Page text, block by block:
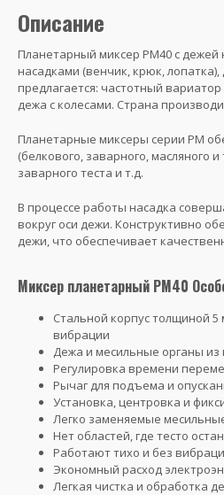
Описание
Планетарный миксер PM40 с дежей
насадками (венчик, крюк,
предлагается: частотный
дежа с колесами. Страна
Планетарные миксеры серии PM
(белкового, заварного, масляного
заварного теста и т.д.
В процессе работы насадка
вокруг оси дежи. Конструктивно
дежи, что обеспечивает
Миксер планетарный PM40
Стальной корпус толщиной
вибрации
Дежа и месильные органы
Регулировка времени
Рычаг для подъема и
Установка, центровка и
Легко заменяемые
Нет областей, где тесто
Работают тихо и без
Экономный расход
Легкая чистка и обработка